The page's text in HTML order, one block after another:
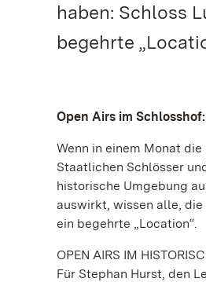
haben: Schloss
begehrte
Open Airs im
Wenn in einem Monat
Staatlichen Schlösser
historische Umgebung
auswirkt, wissen alle,
ein begehrte „Location“.
OPEN AIRS IM
Für Stephan Hurst, den